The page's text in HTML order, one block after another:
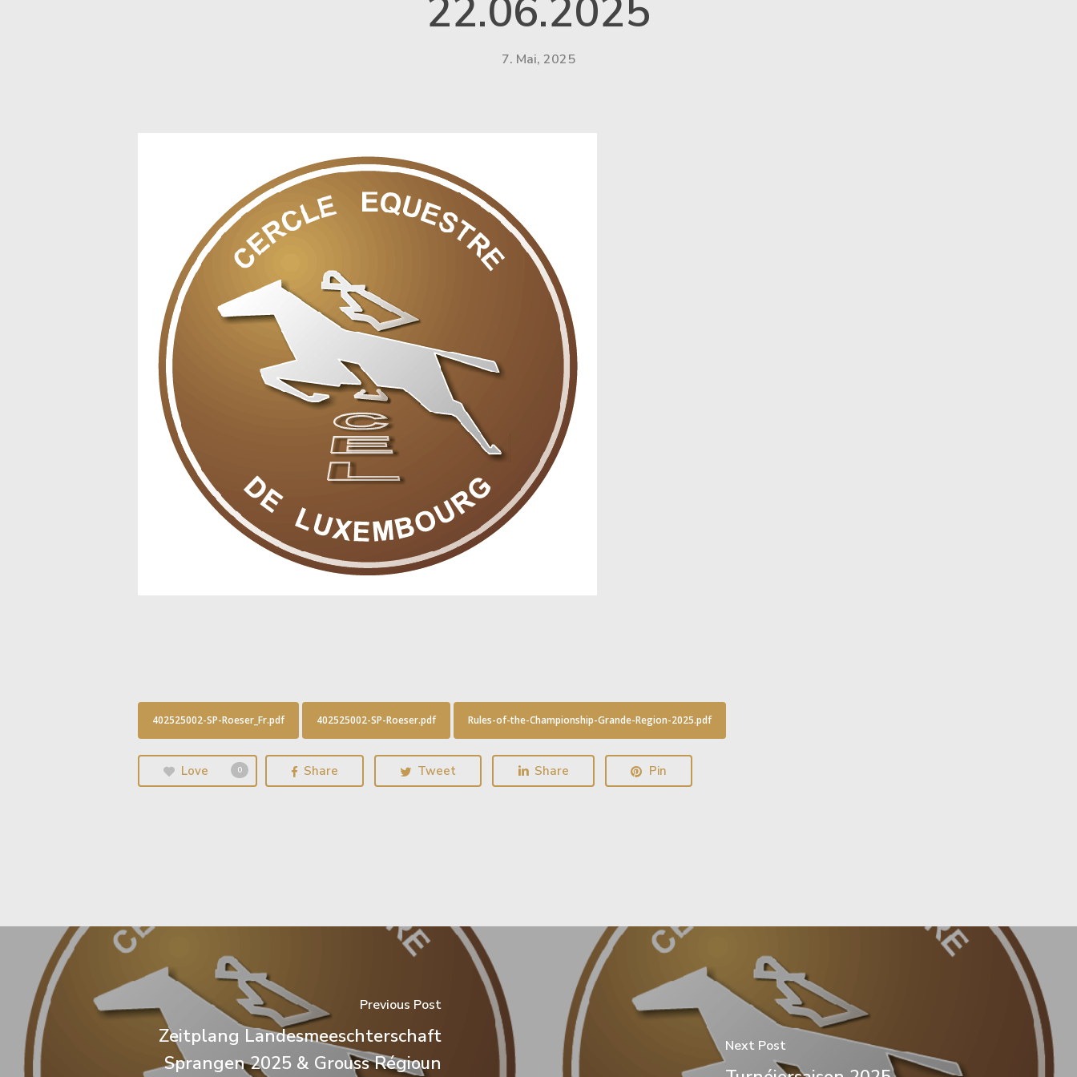
22.06.2025
7. Mai, 2025
402525002-SP-Roeser_Fr.pdf 402525002-SP-Roeser.pdf Rules-of-the-Championship-Grande-Region-2025.pdf
Love 0 Share Tweet Share Pin
Previous Post
Zeitplang Landesmeeschterschaft
Sprangen 2025 & Grouss Régioun
Next Post